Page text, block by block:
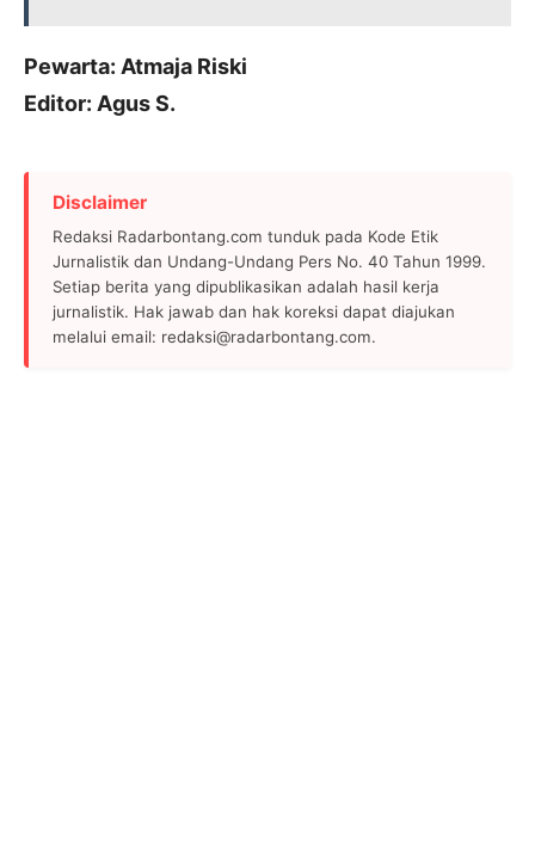
Pewarta: Atmaja Riski
Editor: Agus S.
Disclaimer
Redaksi Radarbontang.com tunduk pada Kode Etik
Jurnalistik dan Undang-Undang Pers No. 40 Tahun 1999.
Setiap berita yang dipublikasikan adalah hasil kerja
jurnalistik. Hak jawab dan hak koreksi dapat diajukan
melalui email: redaksi@radarbontang.com.